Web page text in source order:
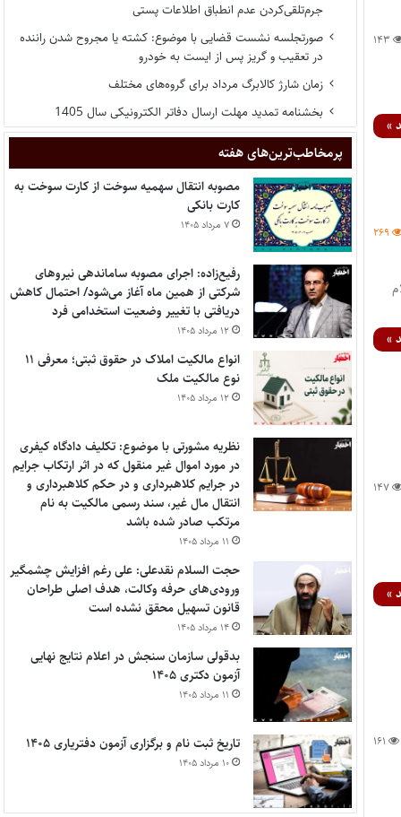
۱۴۳
»
۲۶۹
»
۱۴۷
»
۱۶۱
جرم‌تلقی‌کردن عدم انطباق اطلاعات پستی
صورتجلسه نشست قضایی با موضوع: کشته یا مجروح شدن راننده
در تعقیب و گریز پس از ایست به خودرو
زمان شارژ کالابرگ مرداد برای گروه‌های مختلف
بخشنامه تمدید مهلت ارسال دفاتر الکترونیکی سال 1405
پر‌مخاطب‌ترین‌های هفته
مصوبه انتقال سهمیه سوخت از کارت سوخت به
کارت بانکی
۷ مرداد ۱۴۰۵
رفیع‌زاده: اجرای مصوبه ساماندهی نیروهای
شرکتی از همین ماه آغاز می‌شود/ احتمال کاهش
دریافتی با تغییر وضعیت استخدامی فرد
۱۲ مرداد ۱۴۰۵
انواع مالکیت املاک در حقوق ثبتی؛ معرفی ۱۱
نوع مالکیت ملک
۱۲ مرداد ۱۴۰۵
نظریه مشورتی با موضوع: تکلیف دادگاه کیفری
در مورد اموال غیر منقول که در اثر ارتکاب جرایم
در جرایم کلاهبرداری و در حکم کلاهبرداری و
انتقال مال غیر، سند رسمی مالکیت به نام
مرتکب صادر شده باشد
۱۱ مرداد ۱۴۰۵
حجت السلام نقدعلی: علی رغم افزایش چشمگیر
ورودی‌های حرفه وکالت، هدف اصلی طراحان
قانون تسهیل محقق نشده است
۱۴ مرداد ۱۴۰۵
بدقولی سازمان سنجش در اعلام نتایج نهایی
آزمون دکتری ۱۴۰۵
۱۱ مرداد ۱۴۰۵
تاریخ ثبت نام و برگزاری آزمون دفتریاری ۱۴۰۵
۱۰ مرداد ۱۴۰۵